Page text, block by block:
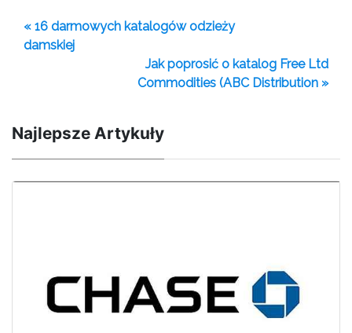
« 16 darmowych katalogów odzieży
damskiej
Jak poprosić o katalog Free Ltd
Commodities (ABC Distribution »
Najlepsze Artykuły